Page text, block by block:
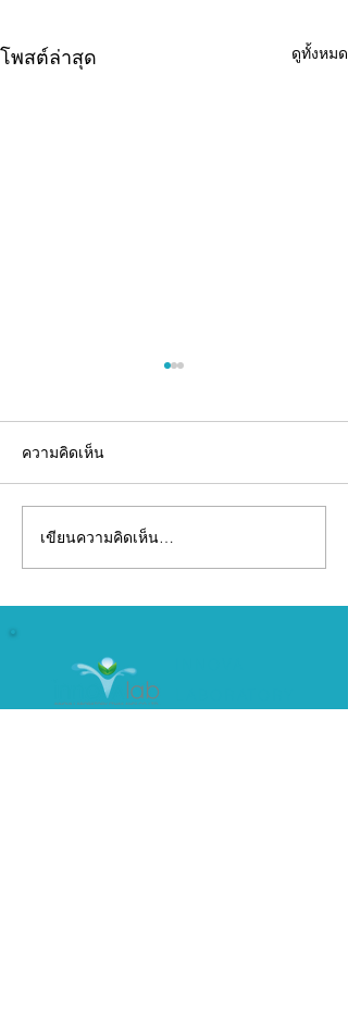
โพสต์ล่าสุด ดูทั้งหมด
อยากมีแบรนด์อาหาร
เสริม...ไม่จำเป็นต้องเริ่ม
จากศูนย์คนเดียว
ความคิดเห็น
เขียนความคิดเห็น…